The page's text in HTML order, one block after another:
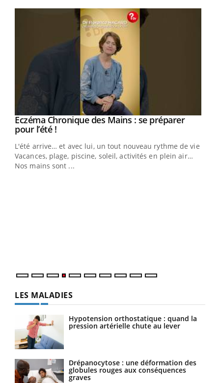
Youtube
Eczéma Chronique des Mains : se préparer
pour l’été !Youtube
L'été arrive… et avec lui, un tout nouveau rythme de vie !
Vacances, plage, piscine, soleil, activités en plein air…
Nos mains sont ...
LES MALADIES
Hypotension orthostatique : quand la
pression artérielle chute au lever
Drépanocytose : une déformation des
globules rouges aux conséquences
graves